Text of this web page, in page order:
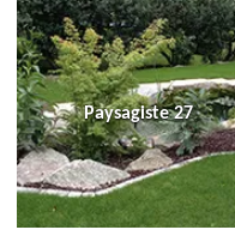
Paysagiste 27